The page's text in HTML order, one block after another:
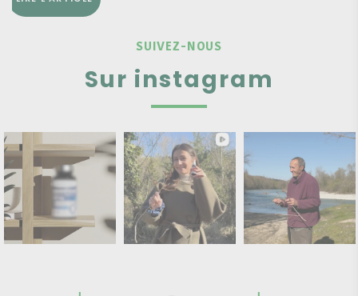
SUIVEZ-NOUS
Sur instagram